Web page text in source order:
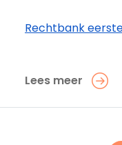
Rechtbank
Lees meer